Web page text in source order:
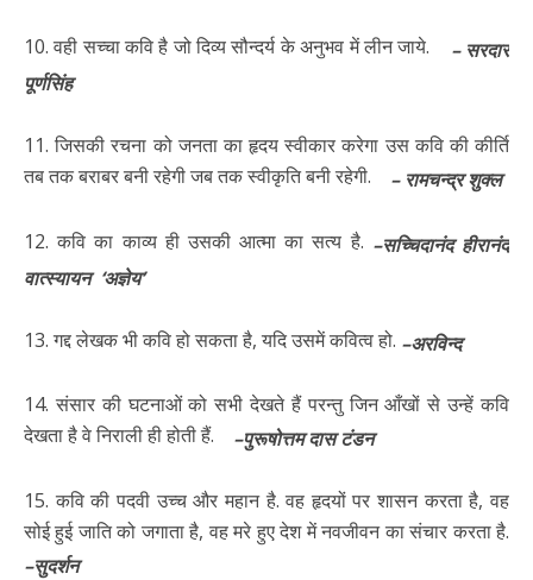
10. वही सच्चा कवि है जो दिव्य सौन्दर्य के अनुभव में लीन जाये. – सरदार
पूर्णसिंह
11. जिसकी रचना को जनता का हृदय स्वीकार करेगा उस कवि की कीर्ति
तब तक बराबर बनी रहेगी जब तक स्वीकृति बनी रहेगी.
– रामचन्द्र शुक्ल
12. कवि का काव्य ही उसकी आत्मा का सत्य है. –सच्चिदानंद हीरानंद
वात्स्यायन ‘अज्ञेय’
13. गद्द लेखक भी कवि हो सकता है, यदि उसमें कवित्व हो. –अरविन्द
14. संसार की घटनाओं को सभी देखते हैं परन्तु जिन आँखों से उन्हें कवि
देखता है वे निराली ही होती हैं.
–पुरूषोत्तम दास टंडन
15. कवि की पदवी उच्च और महान है. वह हृदयों पर शासन करता है, वह
सोई हुई जाति को जगाता है, वह मरे हुए देश में नवजीवन का संचार करता है.
–सुदर्शन